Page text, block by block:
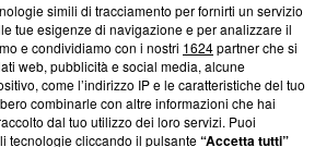
informazioni trasparenti su Blasting
editoriali e su come ci impegniamo a
Inoltre, afferma la nostra aderenza a
with Integrity’Blasting News non è
ma ha richiesto di farne
ha ancora effettuato una verifica di
simili di tracciamento per fornirti un servizio
tue esigenze di navigazione e per analizzare il
e condividiamo con i nostri 1624partner che si
web, pubblicità e social media, alcune
come l’indirizzo IP e le caratteristiche del tuo
combinarle con altre informazioni che hai
dal tuo utilizzo dei loro servizi. Puoi
tecnologie cliccando il pulsante“Accetta tutti”